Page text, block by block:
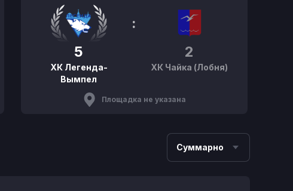
5
ХК Легенда-
Вымпел
:
2
ХК Чайка (Лобня)
Площадка не указана
Суммарно